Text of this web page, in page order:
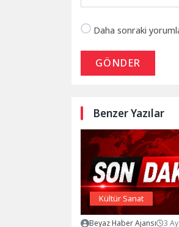
Daha sonraki
GÖNDER
Benzer Yazılar
Kültür Sanat
Beyaz Haber Ajansı 3